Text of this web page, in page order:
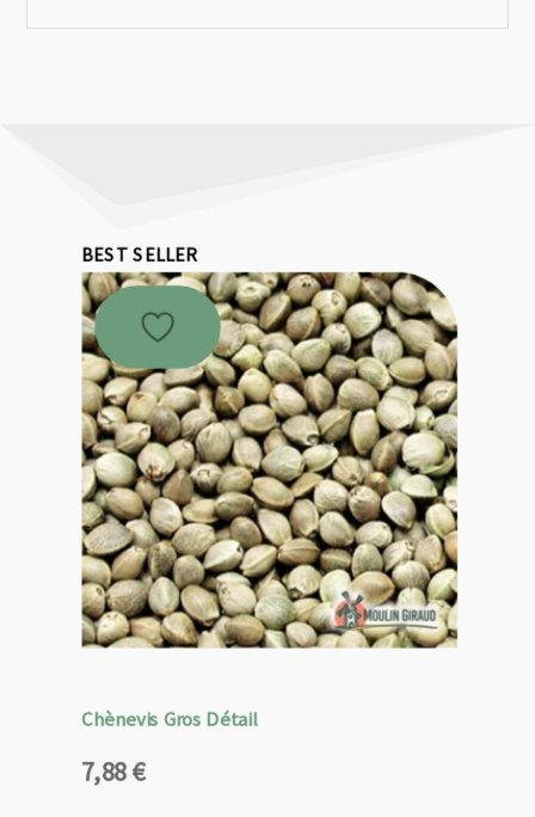
BEST SELLER
Chènevis Gros Détail
7,88€